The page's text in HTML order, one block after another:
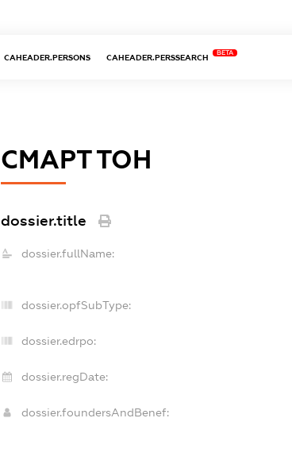
CAHEADER.PERSONS CAHEADER.PERSSEARCH
BETA
СМАРТ ТОН
dossier.title
dossier.fullName:
dossier.opfSubType:
dossier.edrpo:
dossier.regDate:
dossier.foundersAndBenef: